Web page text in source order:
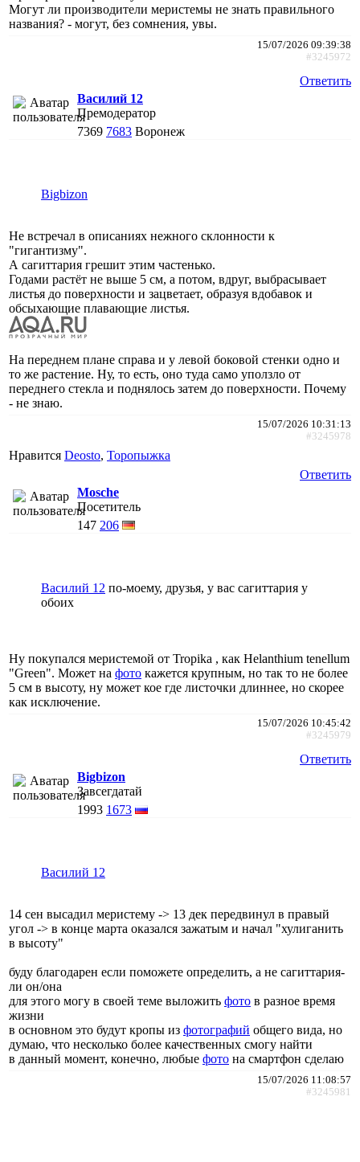
Могут ли производители меристемы не знать правильного
названия? - могут, без сомнения, увы.
15/07/2026 09:39:38
#3245972
Ответить
Василий 12
Премодератор
7369 7683 Воронеж
Bigbizon
Не встречал в описаниях нежного склонности к
"гигантизму".
А сагиттария грешит этим частенько.
Годами растёт не выше 5 см, а потом, вдруг, выбрасывает
листья до поверхности и зацветает, образуя вдобавок и
обсыхающие плавающие листья.
На переднем плане справа и у левой боковой стенки одно и
то же растение. Ну, то есть, оно туда само уползло от
переднего стекла и поднялось затем до поверхности. Почему
- не знаю.
15/07/2026 10:31:13
#3245978
Нравится Deosto, Торопыжка
Ответить
Mosche
Посетитель
147 206
Василий 12 по-моему, друзья, у вас сагиттария у
обоих
Ну покупался меристемой от Tropika , как Helanthium tenellum
"Green". Может на фото кажется крупным, но так то не более
5 см в высоту, ну может кое где листочки длиннее, но скорее
как исключение.
15/07/2026 10:45:42
#3245979
Ответить
Bigbizon
Завсегдатай
1993 1673
Василий 12
14 сен высадил меристему -> 13 дек передвинул в правый
угол -> в конце марта оказался зажатым и начал "хулиганить
в высоту"
буду благодарен если поможете определить, а не сагиттария-
ли он/она
для этого могу в своей теме выложить фото в разное время
жизни
в основном это будут кропы из фотографий общего вида, но
думаю, что несколько более качественных смогу найти
в данный момент, конечно, любые фото на смартфон сделаю
15/07/2026 11:08:57
#3245981